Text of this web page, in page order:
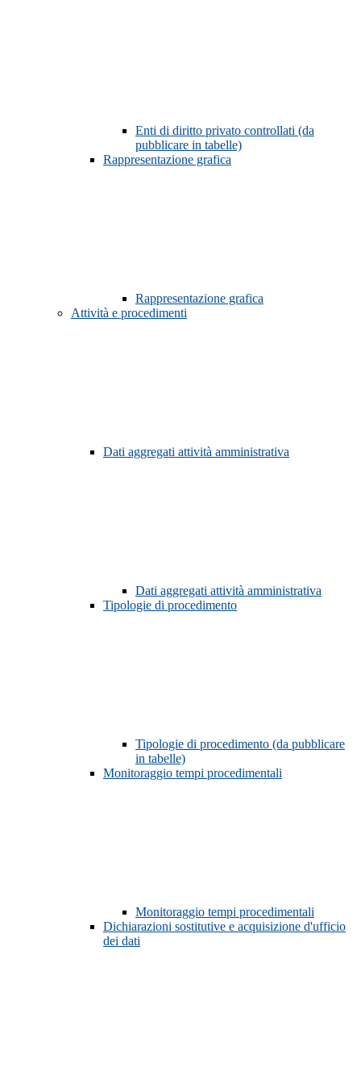
Enti di diritto privato controllati (da
pubblicare in tabelle)
Rappresentazione grafica
Rappresentazione grafica
Attività e procedimenti
Dati aggregati attività amministrativa
Dati aggregati attività amministrativa
Tipologie di procedimento
Tipologie di procedimento (da pubblicare
in tabelle)
Monitoraggio tempi procedimentali
Monitoraggio tempi procedimentali
Dichiarazioni sostitutive e acquisizione d'ufficio
dei dati